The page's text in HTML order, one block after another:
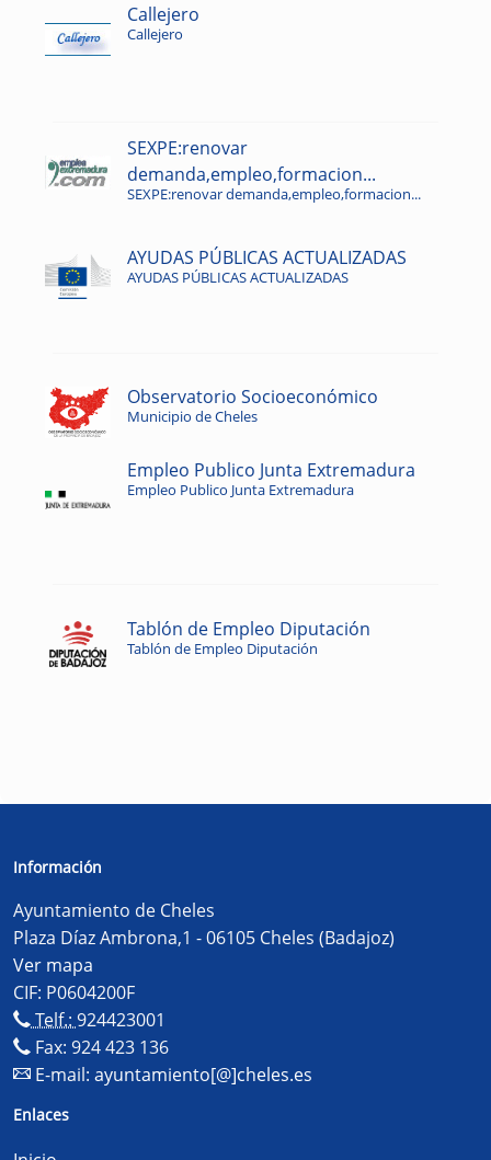
Callejero
Callejero
SEXPE:renovar
demanda,empleo,formacion...
SEXPE:renovar demanda,empleo,formacion...
AYUDAS PÚBLICAS ACTUALIZADAS
AYUDAS PÚBLICAS ACTUALIZADAS
Observatorio Socioeconómico
Municipio de Cheles
Empleo Publico Junta Extremadura
Empleo Publico Junta Extremadura
Tablón de Empleo Diputación
Tablón de Empleo Diputación
Información
Ayuntamiento de Cheles
Plaza Díaz Ambrona,1 - 06105 Cheles (Badajoz)
Ver mapa
CIF: P0604200F
Telf.: 924423001
Fax: 924 423 136
E-mail: ayuntamiento[@]cheles.es
Enlaces